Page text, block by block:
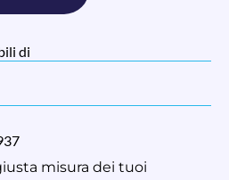
di
misura dei tuoi